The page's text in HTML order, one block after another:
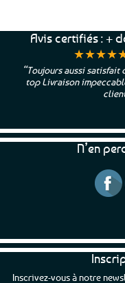
Avis certifiés : +
“Toujours aussi satisfait
top Livraison
N’en
Inscrivez-vous à notre